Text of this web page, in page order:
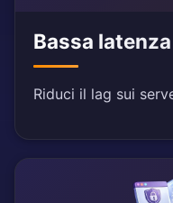
Bassa latenza
Riduci il lag sui